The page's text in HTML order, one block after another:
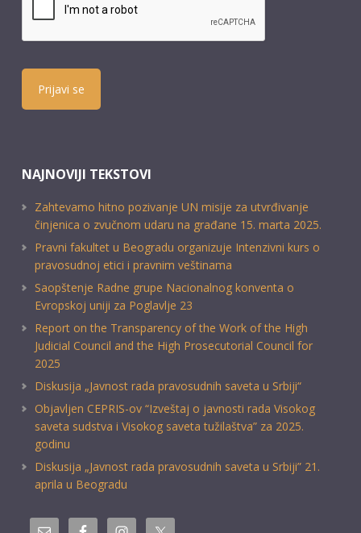
Prijavi se
NAJNOVIJI TEKSTOVI
Zahtevamo hitno pozivanje UN misije za utvrđivanje
činjenica o zvučnom udaru na građane 15. marta 2025.
Pravni fakultet u Beogradu organizuje Intenzivni kurs o
pravosudnoj etici i pravnim veštinama
Saopštenje Radne grupe Nacionalnog konventa o
Evropskoj uniji za Poglavlje 23
Report on the Transparency of the Work of the High
Judicial Council and the High Prosecutorial Council for
2025
Diskusija „Javnost rada pravosudnih saveta u Srbiji“
Objavljen CEPRIS-ov “Izveštaj o javnosti rada Visokog
saveta sudstva i Visokog saveta tužilaštva” za 2025.
godinu
Diskusija „Javnost rada pravosudnih saveta u Srbiji” 21.
aprila u Beogradu